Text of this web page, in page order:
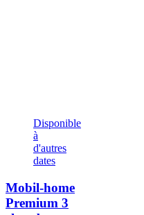
Disponible
à
d'autres
dates
Mobil-home
Premium 3